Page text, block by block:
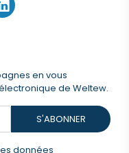
en vous
de Weltew.
données
S'ABONNER